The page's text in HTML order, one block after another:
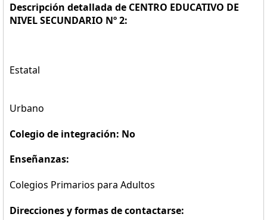
Descripción detallada de CENTRO EDUCATIVO DE
NIVEL SECUNDARIO Nº 2:
Estatal
Urbano
Colegio de integración: No
Enseñanzas:
Colegios Primarios para Adultos
Direcciones y formas de contactarse: